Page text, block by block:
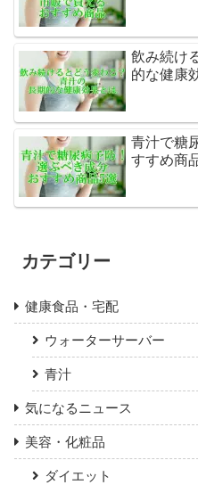
飲み続け
的な健康
青汁で糖
すすめ商
カテゴリー
健康食品・宅配
ウォーターサーバー
青汁
気になるニュース
美容・化粧品
ダイエット